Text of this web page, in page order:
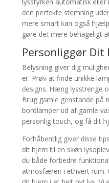
lysstyrken automatisk
den perfekte stemning
mere smart kan også
gøre det mere behageligt
Personliggør Dit
Belysning giver dig
er. Prøv at finde unikke
designs. Hæng lysstrenge
Brug gamle genstande på
bordlamper ud af gamle
personlig touch, og få dit
Forhåbentlig giver disse
dit hjem til en skøn
du både forbedre
atmosfæren i ethvert rum.